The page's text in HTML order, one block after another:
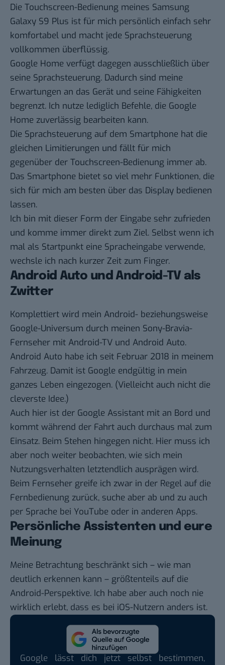
Die Touchscreen-Bedienung meines Samsung
Galaxy S9 Plus ist für mich persönlich einfach sehr
komfortabel und macht jede Sprachsteuerung
vollkommen überflüssig.
Google Home verfügt dagegen ausschließlich über
seine Sprachsteuerung. Dadurch sind meine
Erwartungen an das Gerät und seine Fähigkeiten
begrenzt. Ich nutze lediglich Befehle, die Google
Home zuverlässig bearbeiten kann.
Die Sprachsteuerung auf dem Smartphone hat die
gleichen Limitierungen und fällt für mich
gegenüber der Touchscreen-Bedienung immer ab.
Das Smartphone bietet so viel mehr Funktionen, die
sich für mich am besten über das Display bedienen
lassen.
Ich bin mit dieser Form der Eingabe sehr zufrieden
und komme immer direkt zum Ziel. Selbst wenn ich
mal als Startpunkt eine Spracheingabe verwende,
wechsle ich nach kurzer Zeit zum Finger.
Android Auto und Android-TV als
Zwitter
Komplettiert wird mein Android- beziehungsweise
Google-Universum durch meinen Sony-Bravia-
Fernseher mit Android-TV und Android Auto.
Android Auto habe ich seit Februar 2018 in meinem
Fahrzeug. Damit ist Google endgültig in mein
ganzes Leben eingezogen. (Vielleicht auch nicht die
cleverste Idee.)
Auch hier ist der Google Assistant mit an Bord und
kommt während der Fahrt auch durchaus mal zum
Einsatz. Beim Stehen hingegen nicht. Hier muss ich
aber noch weiter beobachten, wie sich mein
Nutzungsverhalten letztendlich ausprägen wird.
Beim Fernseher greife ich zwar in der Regel auf die
Fernbedienung zurück, suche aber ab und zu auch
per Sprache bei YouTube oder in anderen Apps.
Persönliche Assistenten und eure
Meinung
Meine Betrachtung beschränkt sich – wie man
deutlich erkennen kann – größtenteils auf die
Android-Perspektive. Ich habe aber auch noch nie
wirklich erlebt, dass es bei iOS-Nutzern anders ist.
Google lässt dich jetzt selbst bestimmen,